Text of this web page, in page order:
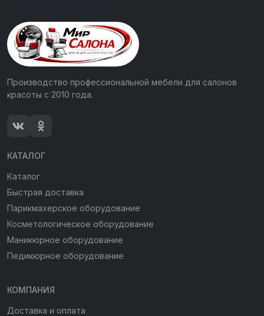
Производство профессиональной мебели для салонов
красоты с 2010 года.
КАТАЛОГ
Каталог
Быстрая доставка
Парикмахерское оборудование
Косметологическое оборудование
Маникюрное оборудование
Педикюрное оборудование
КОМПАНИЯ
Доставка и оплата